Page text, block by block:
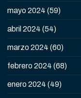
mayo 2024 (59)
abril 2024 (54)
marzo 2024 (60)
febrero 2024 (68)
enero 2024 (49)